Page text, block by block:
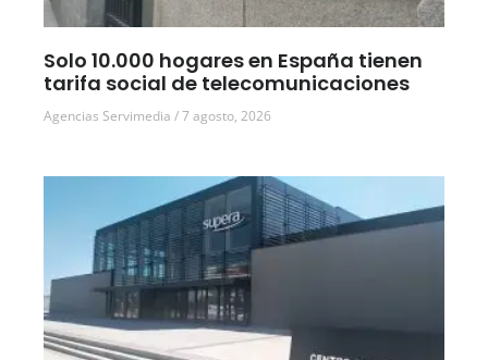
Solo 10.000 hogares en España tienen
tarifa social de telecomunicaciones
Agencias Servimedia 7 agosto, 2026